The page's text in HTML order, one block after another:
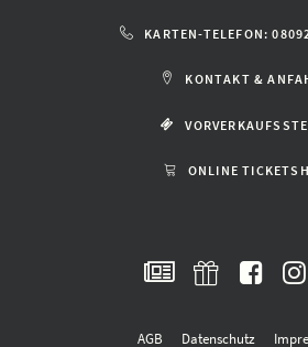
KARTEN-TELEFON:
KONTAKT &
ONLINE
AGB Datenschutz